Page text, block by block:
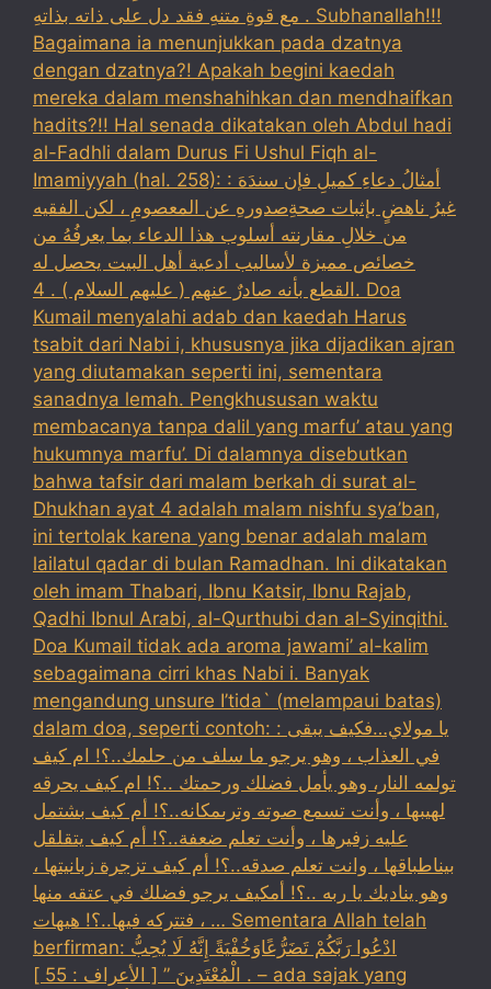
مع قوةِ متنهِ فقد دل على ذاته بذاتهِ . Subhanallah!!!
Bagaimana ia menunjukkan pada dzatnya
dengan dzatnya?! Apakah begini kaedah
mereka dalam menshahihkan dan mendhaifkan
hadits?!! Hal senada dikatakan oleh Abdul hadi
al-Fadhli dalam Durus Fi Ushul Fiqh al-
Imamiyyah (hal. 258): : أمثالُ دعاءِ كميلِ فإن سندَهَ
غيرُ ناهضٍ بإثبات صحةِصدورهِ عن المعصومِ ، لكن الفقيه
من خلالِ مقارنته أسلوب هذا الدعاء بما يعرفُهُ من
خصائص مميزة لأساليب أدعية أهل البيت يحصل له
القطع بأنه صادرٌ عنهم ( عليهم السلام ) . 4. Doa
Kumail menyalahi adab dan kaedah Harus
tsabit dari Nabi i, khususnya jika dijadikan ajran
yang diutamakan seperti ini, sementara
sanadnya lemah. Pengkhususan waktu
membacanya tanpa dalil yang marfu’ atau yang
hukumnya marfu’. Di dalamnya disebutkan
bahwa tafsir dari malam berkah di surat al-
Dhukhan ayat 4 adalah malam nishfu sya’ban,
ini tertolak karena yang benar adalah malam
lailatul qadar di bulan Ramadhan. Ini dikatakan
oleh imam Thabari, Ibnu Katsir, Ibnu Rajab,
Qadhi Ibnul Arabi, al-Qurthubi dan al-Syinqithi.
Doa Kumail tidak ada aroma jawami’ al-kalim
sebagaimana cirri khas Nabi i. Banyak
mengandung unsure I’tida` (melampaui batas)
dalam doa, seperti contoh: : يا مولاي…فكيف يبقى
في العذاب ، وهو يرجو ما سلف من حلمك..؟! ام كيف
تولمه النار، وهو يأمل فضلك ورحمتك ..؟! ام كيف يحرقه
لهيبها ، وأنت تسمع صوته وترىمكانه..؟! أم كيف بشتمل
عليه زفيرها ، وأنت تعلم ضعفة..؟! أم كيف يتقلقل
بيناطباقها ، وانت تعلم صدقه..؟! أم كيف تزجرة زبانيتها ،
وهو يناديك يا ربه ..؟! أمكيف يرجو فضلك في عتقه منها
، فتتركه فيها..؟! هيهات … Sementara Allah telah
berfirman: ادْعُوا رَبَّكُمْ تَضَرُّعًاوَخُفْيَةً إِنَّهُ لَا يُحِبُّ
الْمُعْتَدِينَ ” [ الأعراف : 55 ] . – ada sajak yang